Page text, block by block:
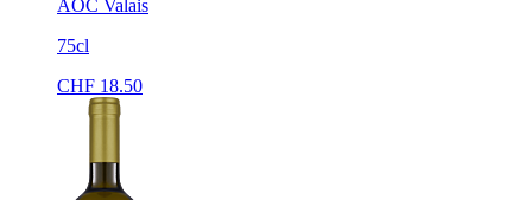
AOC Valais
75cl
CHF 18.50